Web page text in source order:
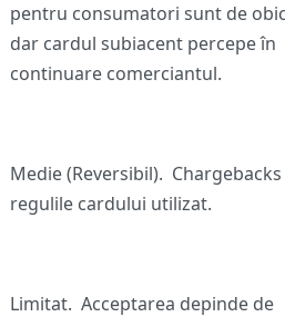
pentru consumatori sunt de
dar cardul subiacent percepe în
continuare comerciantul.
Medie (Reversibil).
regulile cardului utilizat.
Limitat. Acceptarea depinde de